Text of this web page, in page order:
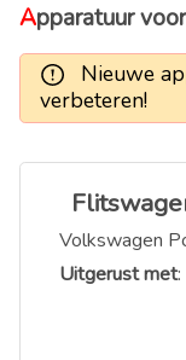
Apparatuur
Nieuwe
verbeteren!
Volkswagen
Uitgerust met